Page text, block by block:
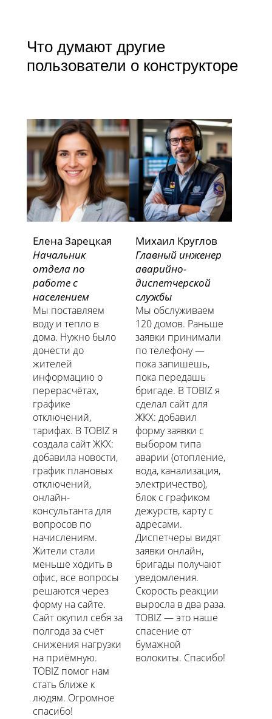
Что думают другие
пользователи о конструкторе
Елена Зарецкая
Начальник
отдела по
работе с
населением
Мы поставляем
воду и тепло в
дома. Нужно было
донести до
жителей
информацию о
перерасчётах,
графике
отключений,
тарифах. В TOBIZ я
создала сайт ЖКХ:
добавила новости,
график плановых
отключений,
онлайн-
консультанта для
вопросов по
начислениям.
Жители стали
меньше ходить в
офис, все вопросы
решаются через
форму на сайте.
Сайт окупил себя за
полгода за счёт
снижения нагрузки
на приёмную.
TOBIZ помог нам
стать ближе к
людям. Огромное
спасибо!
Михаил Круглов
Главный инженер
аварийно-
диспетчерской
службы
Мы обслуживаем
120 домов. Раньше
заявки принимали
по телефону —
пока запишешь,
пока передашь
бригаде. В TOBIZ я
сделал сайт для
ЖКХ: добавил
форму заявки с
выбором типа
аварии (отопление,
вода, канализация,
электричество),
блок с графиком
дежурств, карту с
адресами.
Диспетчеры видят
заявки онлайн,
бригады получают
уведомления.
Скорость реакции
выросла в два раза.
TOBIZ — это наше
спасение от
бумажной
волокиты. Спасибо!